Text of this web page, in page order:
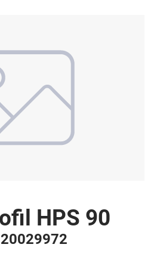
HPS 90